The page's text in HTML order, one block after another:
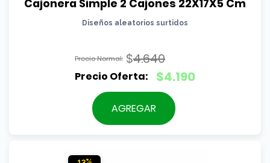
Cajonera Simple 2 Cajones 22X17X5 Cm
Diseños aleatorios surtidos
$4.640
El
precio
original
$4.190
El
precio
actual
AGREGAR